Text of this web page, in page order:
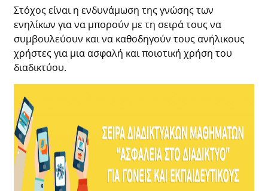
Στόχος είναι η ενδυνάμωση της γνώσης των
ενηλίκων για να μπορούν με τη σειρά τους να
συμβουλεύουν και να καθοδηγούν τους ανήλικους
χρήστες για μια ασφαλή και ποιοτική χρήση του
διαδικτύου.